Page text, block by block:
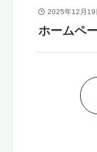
2025年12月19
ホームペ